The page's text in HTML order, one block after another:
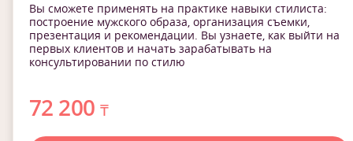
Вы сможете применять на практике навыки стилиста:
построение мужского образа, организация съемки,
презентация и рекомендации. Вы узнаете, как выйти на
первых клиентов и начать зарабатывать на
консультировании по стилю
72 200₸